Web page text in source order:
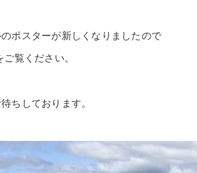
ポスターが新しくなりましたので
覧ください。
ちしております。